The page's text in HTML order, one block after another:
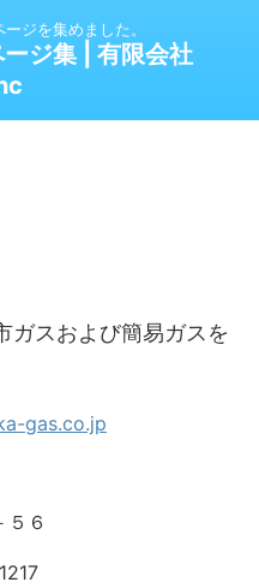
ジを集めました。
ジ集 | 有限会社
スおよび簡易ガスを
６